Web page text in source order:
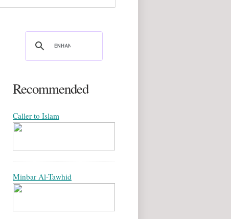
Recommended
Caller to Islam
Minbar Al-Tawhid